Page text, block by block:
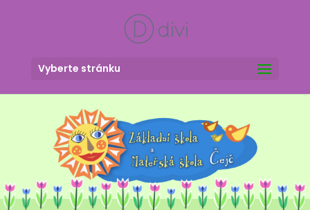
Vyberte stránku